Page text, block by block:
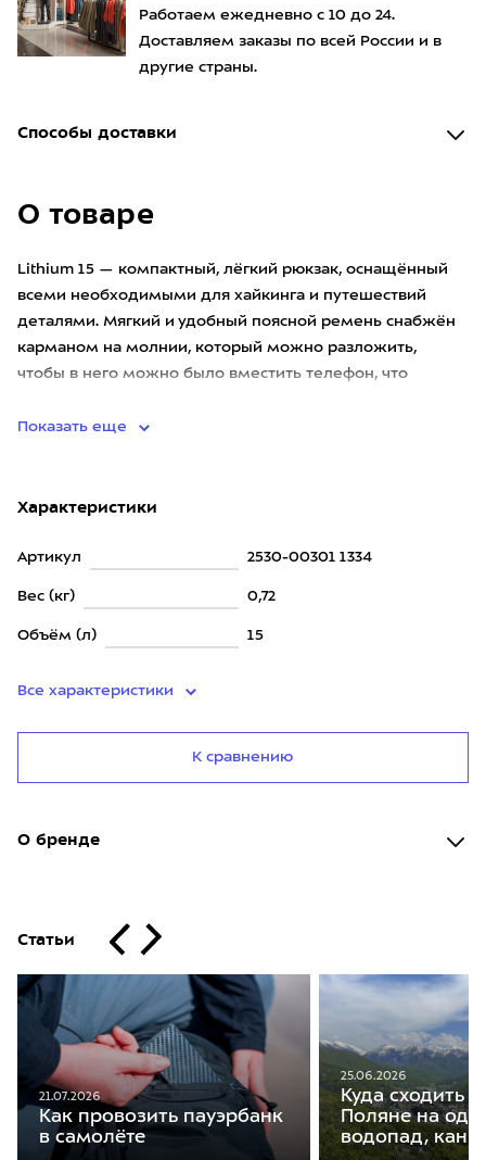
Работаем ежедневно с 10 до 24.
Доставляем заказы по всей России и в
другие страны.
Способы доставки
О товаре
Lithium 15 — компактный, лёгкий рюкзак, оснащённый
всеми необходимыми для хайкинга и путешествий
деталями. Мягкий и удобный поясной ремень снабжён
карманом на молнии, который можно разложить,
чтобы в него можно было вместить телефон, что
Показать еще
Характеристики
Артикул 2530-00301 1334
Вес (кг) 0,72
Объём (л) 15
Все характеристики
К сравнению
О бренде
Статьи
21.07.2026
Как провозить пауэрбанк
в самолёте
25.06.2026
Куда сходить
Поляне на
водопад,